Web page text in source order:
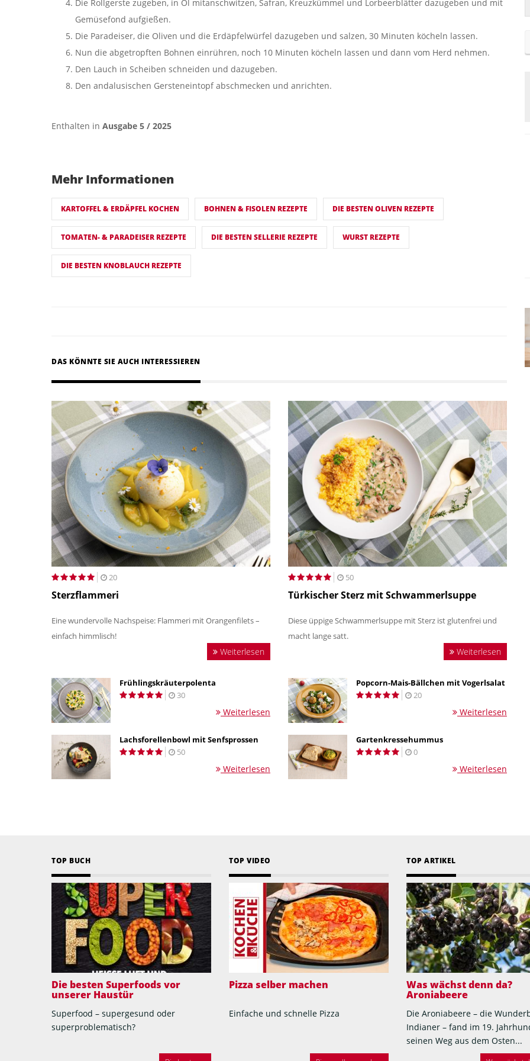
Die Rollgerste zugeben, in Öl mitanschwitzen, Safran, Kreuzkümmel und Lorbeerblätter dazugeben und mit
Gemüsefond aufgießen.
Die Paradeiser, die Oliven und die Erdäpfelwürfel dazugeben und salzen, 30 Minuten köcheln lassen.
Nun die abgetropften Bohnen einrühren, noch 10 Minuten köcheln lassen und dann vom Herd nehmen.
Den Lauch in Scheiben schneiden und dazugeben.
Den andalusischen Gersteneintopf abschmecken und anrichten.
Enthalten in Ausgabe 5 / 2025
Mehr Informationen
KARTOFFEL & ERDÄPFEL KOCHEN BOHNEN & FISOLEN REZEPTE DIE BESTEN OLIVEN REZEPTE
TOMATEN- & PARADEISER REZEPTE DIE BESTEN SELLERIE REZEPTE WURST REZEPTE
DIE BESTEN KNOBLAUCH REZEPTE
DAS KÖNNTE SIE AUCH INTERESSIEREN
20
Sterzflammeri
Eine wundervolle Nachspeise: Flammeri mit Orangenfilets –
einfach himmlisch!
Weiterlesen
50
Türkischer Sterz mit Schwammerlsuppe
Diese üppige Schwammerlsuppe mit Sterz ist glutenfrei und
macht lange satt.
Weiterlesen
Frühlingskräuterpolenta
30
Weiterlesen
Popcorn-Mais-Bällchen mit Vogerlsalat
20
Weiterlesen
Lachsforellenbowl mit Senfsprossen
50
Weiterlesen
Gartenkressehummus
0
Weiterlesen
TOP BUCH
Die besten Superfoods vor
unserer Haustür
Superfood – supergesund oder
superproblematisch?
TOP VIDEO
Pizza selber machen
Einfache und schnelle Pizza
TOP ARTIKEL
Was wächst denn da?
Aroniabeere
Die Aroniabeere – die
Indianer – fand im 19.
seinen Weg aus dem Osten...